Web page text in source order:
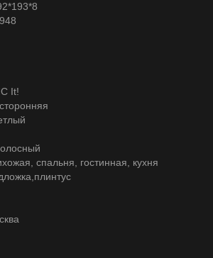
It!
спальня, гостинная, кухня